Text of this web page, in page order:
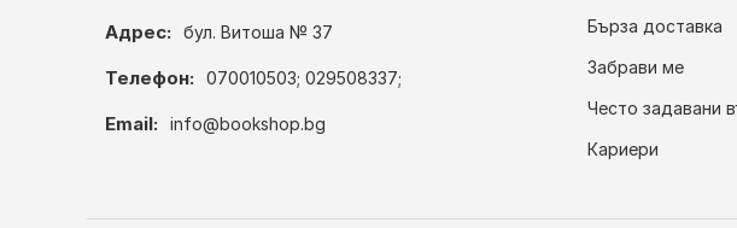
Адрес: бул. Витоша № 37
Телефон: 070010503; 029508337;
Email: info@bookshop.bg
Бърза доставка
Забрави ме
Често задавани
Кариери